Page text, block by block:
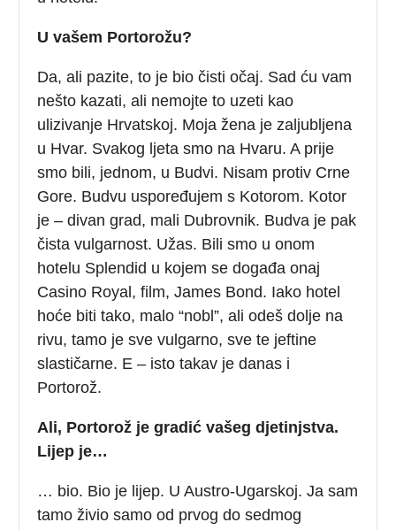
U vašem Portorožu?
Da, ali pazite, to je bio čisti očaj. Sad ću vam
nešto kazati, ali nemojte to uzeti kao
ulizivanje Hrvatskoj. Moja žena je zaljubljena
u Hvar. Svakog ljeta smo na Hvaru. A prije
smo bili, jednom, u Budvi. Nisam protiv Crne
Gore. Budvu uspoređujem s Kotorom. Kotor
je – divan grad, mali Dubrovnik. Budva je pak
čista vulgarnost. Užas. Bili smo u onom
hotelu Splendid u kojem se događa onaj
Casino Royal, film, James Bond. Iako hotel
hoće biti tako, malo “nobl”, ali odeš dolje na
rivu, tamo je sve vulgarno, sve te jeftine
slastičarne. E – isto takav je danas i
Portorož.
Ali, Portorož je gradić vašeg djetinjstva.
Lijep je…
… bio. Bio je lijep. U Austro-Ugarskoj. Ja sam
tamo živio samo od prvog do sedmog